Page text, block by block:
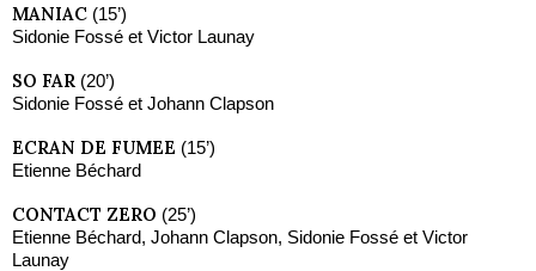
MANIAC (15’)
Sidonie Fossé et Victor Launay
SO FAR (20’)
Sidonie Fossé et Johann Clapson
ECRAN DE FUMEE (15’)
Etienne Béchard
CONTACT ZERO (25’)
Etienne Béchard, Johann Clapson, Sidonie Fossé et Victor
Launay